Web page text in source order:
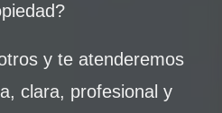
y te atenderemos
clara, profesional y